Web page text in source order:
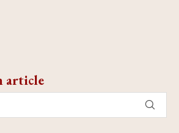
article